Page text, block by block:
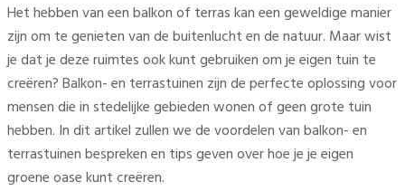
Het hebben van een balkon of terras kan een geweldige manier
zijn om te genieten van de buitenlucht en de natuur. Maar wist
je dat je deze ruimtes ook kunt gebruiken om je eigen tuin te
creëren? Balkon- en terrastuinen zijn de perfecte oplossing voor
mensen die in stedelijke gebieden wonen of geen grote tuin
hebben. In dit artikel zullen we de voordelen van balkon- en
terrastuinen bespreken en tips geven over hoe je je eigen
groene oase kunt creëren.